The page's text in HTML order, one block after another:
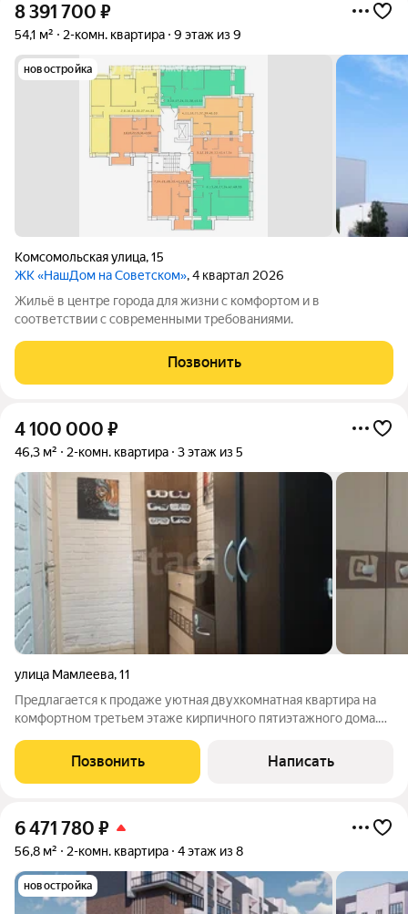
8 391 700 ₽
54,1 м² 2-комн. квартира 9 этаж из 9
новостройка
Комсомольская улица,15
ЖК «НашДом на Советском», 4 квартал 2026
Жильё в центре города для жизни с комфортом и в
соответствии с современными требованиями.
Позвонить
4 100 000 ₽
46,3 м² 2-комн. квартира 3 этаж из 5
улица Мамлеева,11
Предлагается к продаже уютная двухкомнатная квартира на
комфортном третьем этаже кирпичного пятиэтажного дома.
Октябрьский мост. Рядом новая, только что
отремонтированная набережная, церковь
Позвонить Написать
6 471 780 ₽
56,8 м² 2-комн. квартира 4 этаж из 8
новостройка